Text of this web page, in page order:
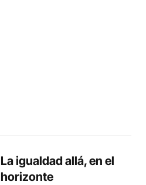
La igualdad allá, en el
horizonte